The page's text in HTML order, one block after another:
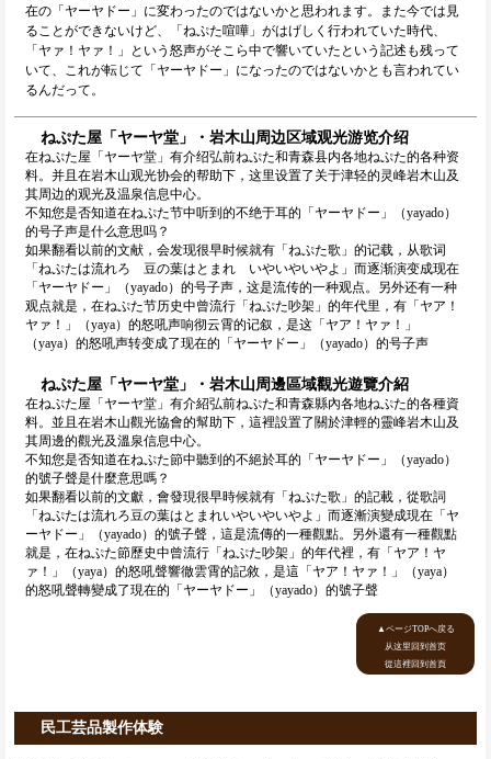
在の「ヤーヤドー」に変わったのではないかと思われます。また今では見
ることができないけど、「ねぷた喧嘩」がはげしく行われていた時代、
「ヤァ！ヤァ！」という怒声がそこら中で響いていたという記述も残って
いて、これが転じて「ヤーヤドー」になったのではないかとも言われてい
るんだって。
ねぷた屋「ヤーヤ堂」・岩木山周边区域观光游览介绍
在ねぷた屋「ヤーヤ堂」有介绍弘前ねぷた和青森县内各地ねぷた的各种资
料。并且在岩木山观光协会的帮助下，这里设置了关于津轻的灵峰岩木山及
其周边的观光及温泉信息中心。
不知您是否知道在ねぷた节中听到的不绝于耳的「ヤーヤドー」（yayado）
的号子声是什么意思吗？
如果翻看以前的文献，会发现很早时候就有「ねぷた歌」的记载，从歌词
「ねぷたは流れろ 豆の葉はとまれ いやいやいやよ」而逐渐演变成现在
「ヤーヤドー」（yayado）的号子声，这是流传的一种观点。另外还有一种
观点就是，在ねぷた节历史中曾流行「ねぷた吵架」的年代里，有「ヤア！
ヤァ！」（yaya）的怒吼声响彻云霄的记叙，是这「ヤア！ヤァ！」
（yaya）的怒吼声转变成了现在的「ヤーヤドー」（yayado）的号子声
ねぷた屋「ヤーヤ堂」・岩木山周邊區域觀光遊覽介紹
在ねぷた屋「ヤーヤ堂」有介紹弘前ねぷた和青森縣內各地ねぷた的各種資
料。並且在岩木山觀光協會的幫助下，這裡設置了關於津輕的靈峰岩木山及
其周邊的觀光及溫泉信息中心。
不知您是否知道在ねぷた節中聽到的不絕於耳的「ヤーヤドー」（yayado）
的號子聲是什麼意思嗎？
如果翻看以前的文獻，會發現很早時候就有「ねぷた歌」的記載，從歌詞
「ねぷたは流れろ豆の葉はとまれいやいやいやよ」而逐漸演變成現在「ヤ
ーヤドー」（yayado）的號子聲，這是流傳的一種觀點。另外還有一種觀點
就是，在ねぷた節歷史中曾流行「ねぷた吵架」的年代裡，有「ヤア！ヤ
ァ！」（yaya）的怒吼聲響徹雲霄的記敘，是這「ヤア！ヤァ！」（yaya）
的怒吼聲轉變成了現在的「ヤーヤドー」（yayado）的號子聲
▲ページTOPへ戻る
从这里回到首页
從這裡回到首頁
民工芸品製作体験